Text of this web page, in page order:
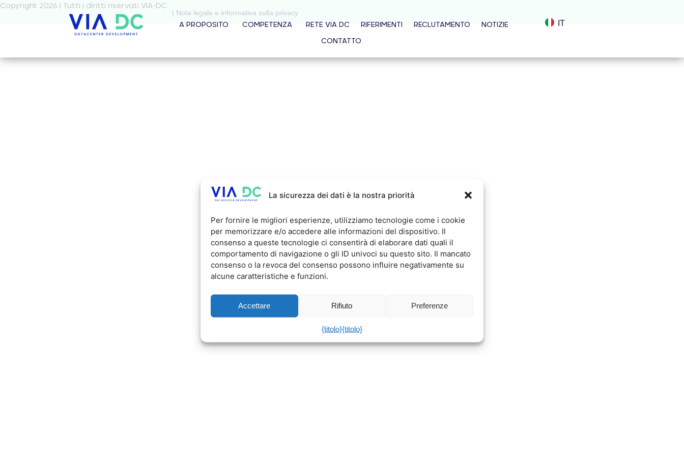
La sicurezza dei dati è la nostra priorità
Per fornire le migliori esperienze, utilizziamo tecnologie come i cookie
per memorizzare e/o accedere alle informazioni del dispositivo. Il
consenso a queste tecnologie ci consentirà di elaborare dati quali il
comportamento di navigazione o gli ID univoci su questo sito. Il mancato
consenso o la revoca del consenso possono influire negativamente su
alcune caratteristiche e funzioni.
Accettare Rifiuto Preferenze
{titolo}{titolo}
A PROPOSITO COMPETENZA RETE VIA DC RIFERIMENTI RECLUTAMENTO NOTIZIE
CONTATTO
IT
Copyright 2026 | Tutti i diritti riservati VIA-DC
| Nota legale e informativa sulla privacy